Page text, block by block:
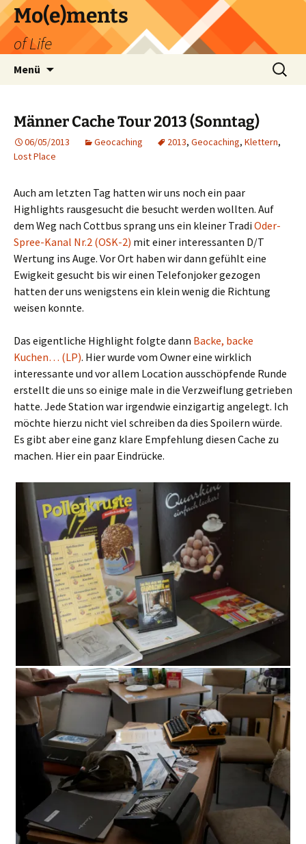
Zum
Inhalt
springen
Mo(e)ments
of Life
Menü
Suchen
nach:
Männer Cache Tour 2013 (Sonntag)
06/05/2013 Geocaching 2013, Geocaching, Klettern,
Lost Place
Auch am letzten Tag hatten wir uns noch ein paar
Highlights rausgesucht die besucht werden wollten. Auf
dem Weg nach Cottbus sprang uns ein kleiner Tradi Oder-
Spree-Kanal Nr.2 (OSK-2) mit einer interessanten D/T
Wertung ins Auge. Vor Ort haben wir dann gefühlt eine
Ewigkeit gesucht bis wir einen Telefonjoker gezogen
hatten der uns wenigstens ein klein wenig die Richtung
weisen konnte.
Das eigentliche Highlight folgte dann Backe, backe
Kuchen… (LP). Hier wurde vom Owner eine wirklich
interessante und vor allem Location ausschöpfende Runde
erstellt die uns so einige male in die Verzweiflung getrieben
hatte. Jede Station war irgendwie einzigartig angelegt. Ich
möchte hierzu nicht viel schreiben da dies Spoilern würde.
Es gibt aber eine ganz klare Empfehlung diesen Cache zu
machen. Hier ein paar Eindrücke.